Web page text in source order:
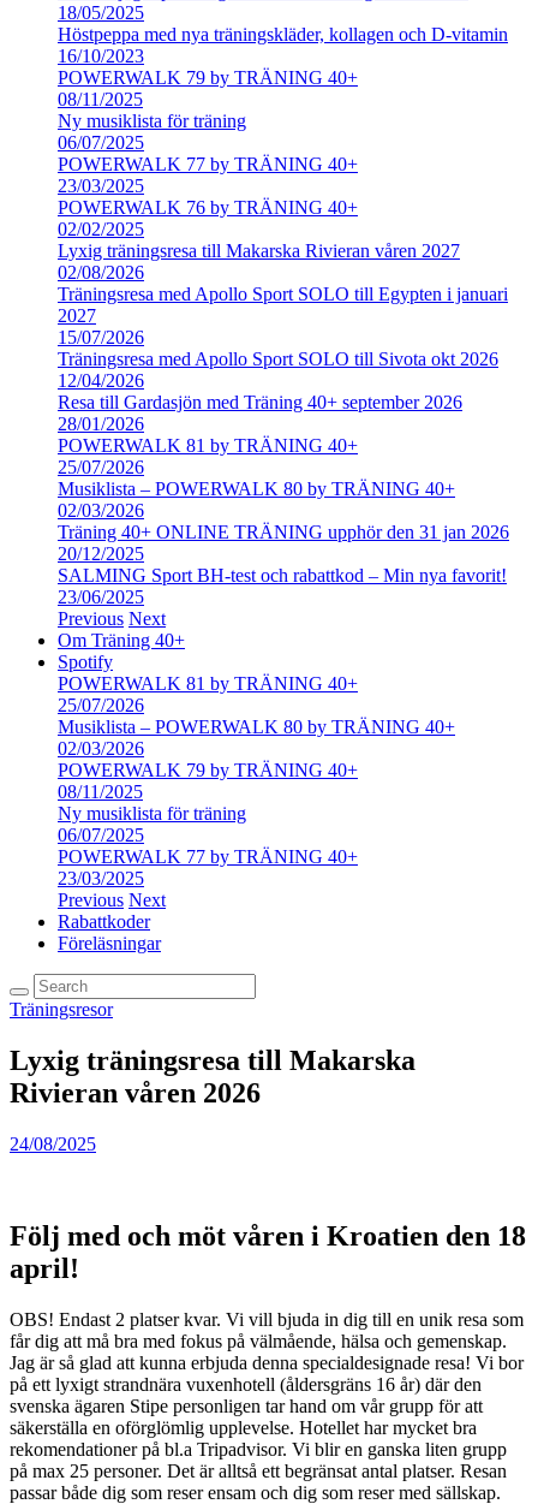
18/05/2025
Höstpeppa med nya träningskläder, kollagen och D-vitamin
16/10/2023
POWERWALK 79 by TRÄNING 40+
08/11/2025
Ny musiklista för träning
06/07/2025
POWERWALK 77 by TRÄNING 40+
23/03/2025
POWERWALK 76 by TRÄNING 40+
02/02/2025
Lyxig träningsresa till Makarska Rivieran våren 2027
02/08/2026
Träningsresa med Apollo Sport SOLO till Egypten i januari
2027
15/07/2026
Träningsresa med Apollo Sport SOLO till Sivota okt 2026
12/04/2026
Resa till Gardasjön med Träning 40+ september 2026
28/01/2026
POWERWALK 81 by TRÄNING 40+
25/07/2026
Musiklista – POWERWALK 80 by TRÄNING 40+
02/03/2026
Träning 40+ ONLINE TRÄNING upphör den 31 jan 2026
20/12/2025
SALMING Sport BH-test och rabattkod – Min nya favorit!
23/06/2025
Previous Next
Om Träning 40+
Spotify
POWERWALK 81 by TRÄNING 40+
25/07/2026
Musiklista – POWERWALK 80 by TRÄNING 40+
02/03/2026
POWERWALK 79 by TRÄNING 40+
08/11/2025
Ny musiklista för träning
06/07/2025
POWERWALK 77 by TRÄNING 40+
23/03/2025
Previous Next
Rabattkoder
Föreläsningar
Träningsresor
Lyxig träningsresa till Makarska
Rivieran våren 2026
24/08/2025
Följ med och möt våren i Kroatien den 18
april!
OBS! Endast 2 platser kvar. Vi vill bjuda in dig till en unik resa som
får dig att må bra med fokus på välmående, hälsa och gemenskap.
Jag är så glad att kunna erbjuda denna specialdesignade resa! Vi bor
på ett lyxigt strandnära vuxenhotell (åldersgräns 16 år) där den
svenska ägaren Stipe personligen tar hand om vår grupp för att
säkerställa en oförglömlig upplevelse. Hotellet har mycket bra
rekomendationer på bl.a Tripadvisor. Vi blir en ganska liten grupp
på max 25 personer. Det är alltså ett begränsat antal platser. Resan
passar både dig som reser ensam och dig som reser med sällskap.